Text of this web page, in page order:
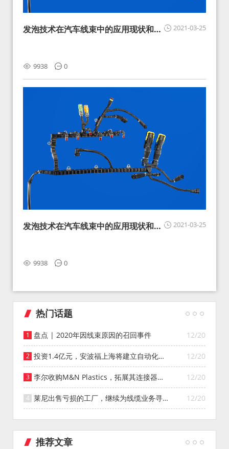
2021-03-25
发泡技术在汽车线束中的应用现状和展
9938 0
2021-03-25
发泡技术在汽车线束中的应用现状和展
9938 0
热门话题
12/20
盘点 | 2020年因线束原因的召回事件
12/20
投资1.4亿元，安波福上海将建立自动化智
能仓库
12/20
李尔收购M&N Plastics，拓展其连接器系
统业务
12/20
莱尼出售亏损的工厂，继续为线缆业务寻找
投资者
推荐文章